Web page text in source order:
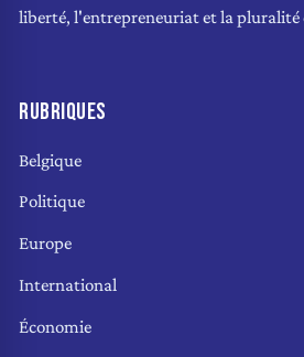
liberté, l'entrepreneuriat et la pluralité
RUBRIQUES
Belgique
Politique
Europe
International
Économie